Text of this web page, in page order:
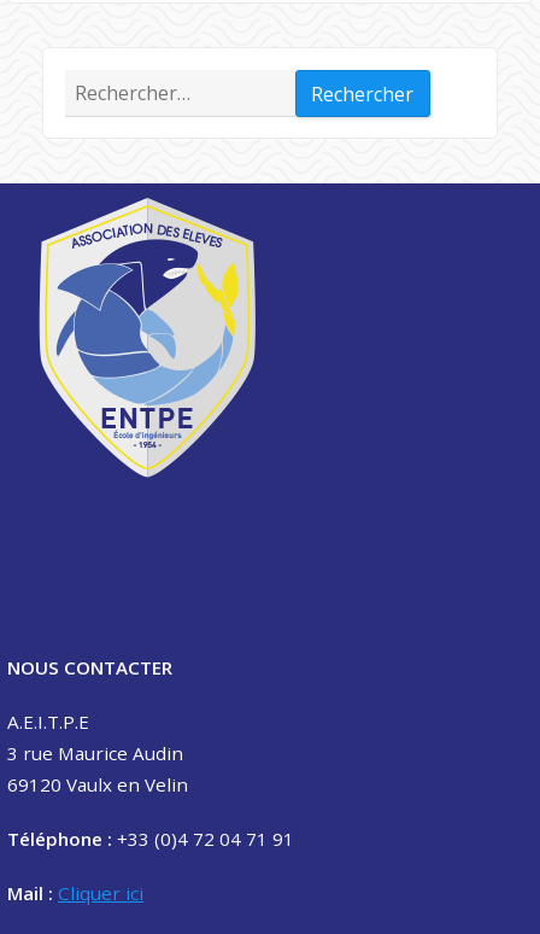
Rechercher :
NOUS CONTACTER
A.E.I.T.P.E
3 rue Maurice Audin
69120 Vaulx en Velin
Téléphone : +33 (0)4 72 04 71 91
Mail : Cliquer ici